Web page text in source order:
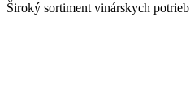
Široký sortiment vinárskych potrieb